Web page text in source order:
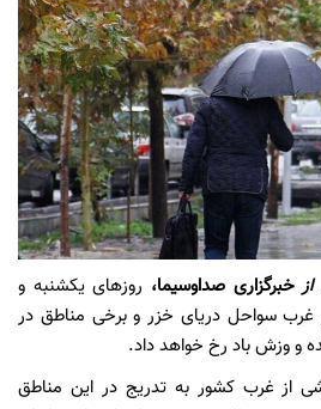
خبرگزاری صداوسیما، روز‌های یکشنبه و
سواحل دریای خزر و برخی مناطق در
و وزش باد رخ خواهد داد.
از غرب کشور به تدریج در این مناطق